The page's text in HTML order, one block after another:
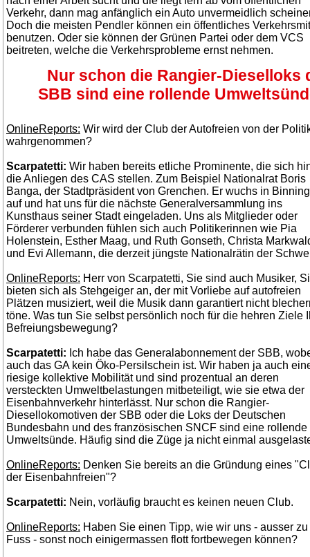
Verkehr, dann mag anfänglich ein Auto unvermeidlich
Doch die meisten Pendler können ein öffentliches
benutzen. Oder sie können der Grünen Partei oder dem VCS
beitreten, welche die Verkehrsprobleme ernst nehmen.
Nur schon die Rangier-Dieselloks
SBB sind eine rollende
OnlineReports: Wir wird der Club der Autofreien von der
wahrgenommen?
Scarpatetti: Wir haben bereits etliche Prominente, die sich
die Anliegen des CAS stellen. Zum Beispiel Nationalrat Boris
Banga, der Stadtpräsident von Grenchen. Er wuchs in
auf und hat uns für die nächste Generalversammlung ins
Kunsthaus seiner Stadt eingeladen. Uns als Mitglieder oder
Förderer verbunden fühlen sich auch Politikerinnen wie Pia
Holenstein, Esther Maag, und Ruth Gonseth, Christa
und Evi Allemann, die derzeit jüngste Nationalrätin der
OnlineReports: Herr von Scarpatetti, Sie sind auch Musiker,
bieten sich als Stehgeiger an, der mit Vorliebe auf autofreien
Plätzen musiziert, weil die Musik dann garantiert nicht
töne. Was tun Sie selbst persönlich noch für die hehren Ziele
Befreiungsbewegung?
Scarpatetti: Ich habe das Generalabonnement der SBB,
auch das GA kein Öko-Persilschein ist. Wir haben ja auch
riesige kollektive Mobilität und sind prozentual an deren
versteckten Umweltbelastungen mitbeteiligt, wie sie etwa der
Eisenbahnverkehr hinterlässt. Nur schon die Rangier-
Diesellokomotiven der SBB oder die Loks der Deutschen
Bundesbahn und des französischen SNCF sind eine rollende
Umweltsünde. Häufig sind die Züge ja nicht einmal
OnlineReports: Denken Sie bereits an die Gründung eines
der Eisenbahnfreien"?
Scarpatetti: Nein, vorläufig braucht es keinen neuen Club.
OnlineReports: Haben Sie einen Tipp, wie wir uns - ausser zu
Fuss - sonst noch einigermassen flott fortbewegen können?